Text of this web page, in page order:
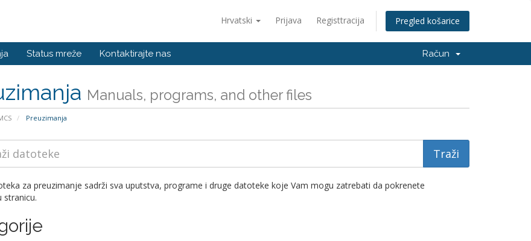
Hrvatski Prijava Registtracija Pregled košarice
Status mreže Kontaktirajte nas Račun
Manuals, programs, and other files
Preuzimanja
za preuzimanje sadrži sva uputstva, programe i druge datoteke koje Vam mogu zatrebati da pokrenete
stranicu.